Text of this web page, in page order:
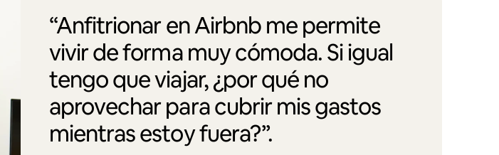
“Anfitrionar en Airbnb me permite
vivir de forma muy cómoda. Si igual
tengo que viajar, ¿por qué no
aprovechar para cubrir mis gastos
mientras estoy fuera?”.